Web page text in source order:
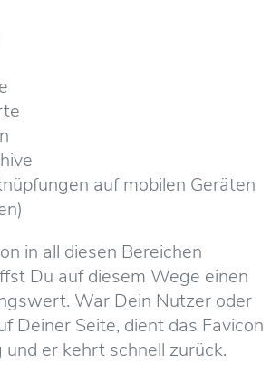
auf mobilen Geräten
in all diesen Bereichen
Du auf diesem Wege einen
War Dein Nutzer oder
Deiner Seite, dient das Favicon
er kehrt schnell zurück.